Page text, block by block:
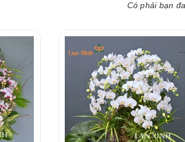
Có phải bạn